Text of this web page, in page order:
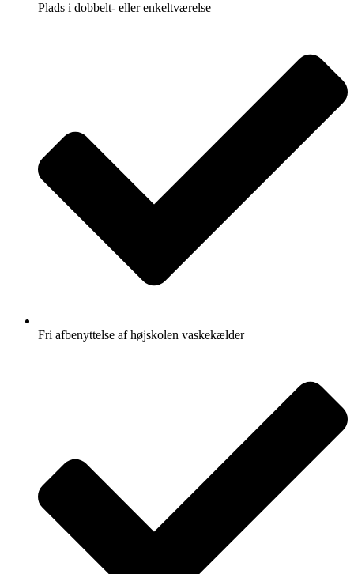
Plads i dobbelt- eller enkeltværelse
Fri afbenyttelse af højskolen vaskekælder